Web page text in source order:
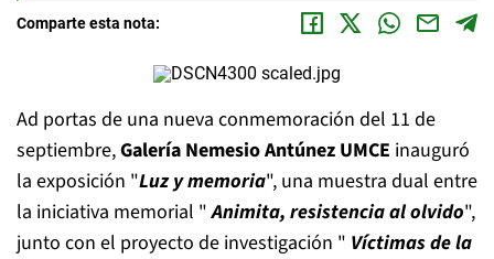
Comparte esta nota:
Ad portas de una nueva conmemoración del 11 de
septiembre,Galería Nemesio Antúnez UMCE inauguró
la exposición "Luz y memoria", una muestra dual entre
la iniciativa memorial "Animita, resistencia al olvido",
junto con el proyecto de investigación " Víctimas de la